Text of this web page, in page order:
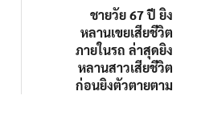
Next
ชายวัย 67 ปี ยิง
หลานเขยเสียชีวิต
ภายในรถ ล่าสุดยิง